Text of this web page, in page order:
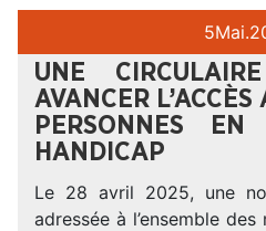
5Mai.
UNE
AVANCER
PERSONNES
HANDICAP
Le 28 avril 2025, une
adressée à l’ensemble